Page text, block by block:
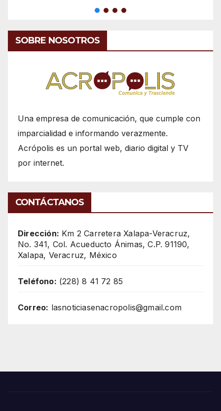
SOBRE NOSOTROS
Una empresa de comunicación, que cumple con
imparcialidad e informando verazmente.
Acrópolis es un portal web, diario digital y TV
por internet.
CONTÁCTANOS
Dirección: Km 2 Carretera Xalapa-Veracruz,
No. 341, Col. Acueducto Ánimas, C.P. 91190,
Xalapa, Veracruz, México
Teléfono: (228) 8 41 72 85
Correo: lasnoticiasenacropolis@gmail.com